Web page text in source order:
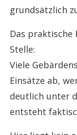
grundsätzlich
Das
Stelle:
Viele
Einsätze ab,
deutlich unter
entsteht